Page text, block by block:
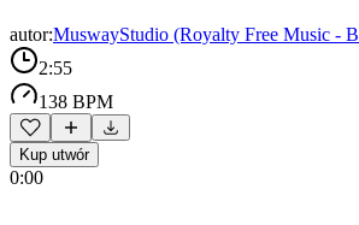
autor:MuswayStudio (Royalty Free Music -
2:55
138 BPM
Kup utwór
0:00